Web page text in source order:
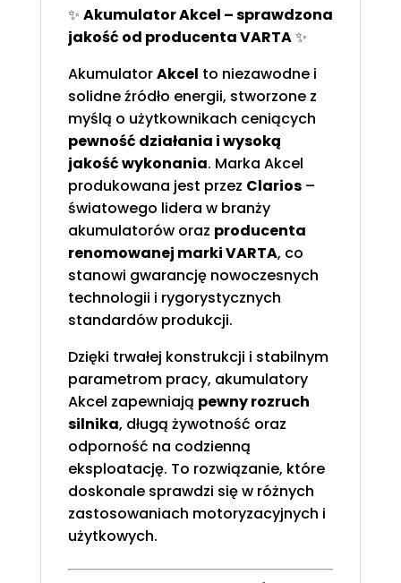
✨ Akumulator Akcel – sprawdzona
jakość od producenta VARTA✨
AkumulatorAkcel to niezawodne i
solidne źródło energii, stworzone z
myślą o użytkownikach ceniących
pewność działania i wysoką
jakość wykonania. Marka Akcel
produkowana jest przez Clarios–
światowego lidera w branży
akumulatorów oraz producenta
renomowanej marki VARTA, co
stanowi gwarancję nowoczesnych
technologii i rygorystycznych
standardów produkcji.
Dzięki trwałej konstrukcji i stabilnym
parametrom pracy, akumulatory
Akcel zapewniają pewny rozruch
silnika, długą żywotność oraz
odporność na codzienną
eksploatację. To rozwiązanie, które
doskonale sprawdzi się w różnych
zastosowaniach motoryzacyjnych i
użytkowych.